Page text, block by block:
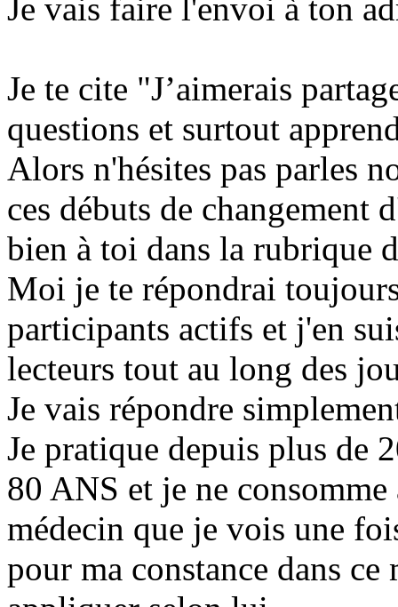
Je vais faire l'envoi à ton
Je te cite "J’aimerais
questions et surtout
Alors n'hésites pas parles
ces débuts de changement
bien à toi dans la rubrique
Moi je te répondrai
participants actifs et j'en
lecteurs tout au long des
Je vais répondre
Je pratique depuis plus de
80 ANS et je ne
médecin que je vois une
pour ma constance dans